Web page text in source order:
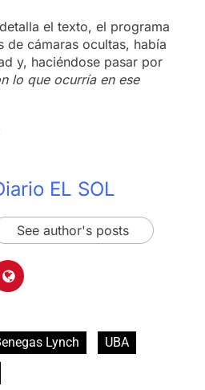
el texto, el programa
de cámaras ocultas, había
y, haciéndose pasar por
lo que ocurría en ese
EL SOL
See author's posts
Lynch
UBA